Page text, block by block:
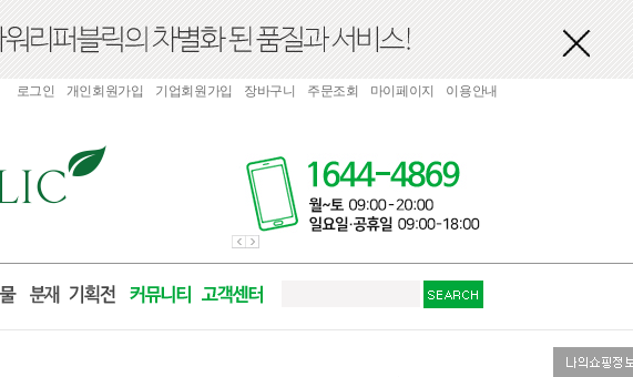
로그인 개인회원가입 기업회원가입 장바구니 주문조회 마이페이지 이용안내